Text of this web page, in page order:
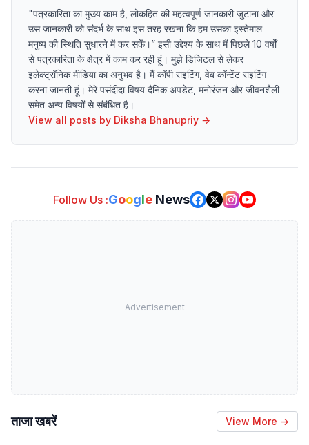
"पत्रकारिता का मुख्य काम है, लोकहित की महत्वपूर्ण जानकारी जुटाना और
उस जानकारी को संदर्भ के साथ इस तरह रखना कि हम उसका इस्तेमाल
मनुष्य की स्थिति सुधारने में कर सकें।” इसी उद्देश्य के साथ मैं पिछले 10 वर्षों
से पत्रकारिता के क्षेत्र में काम कर रही हूं। मुझे डिजिटल से लेकर
इलेक्ट्रॉनिक मीडिया का अनुभव है। मैं कॉपी राइटिंग, वेब कॉन्टेंट राइटिंग
करना जानती हूं। मेरे पसंदीदा विषय दैनिक अपडेट, मनोरंजन और जीवनशैली
समेत अन्य विषयों से संबंधित है।
View all posts by Diksha Bhanupriy →
Follow Us :Google News
Advertisement
ताजा खबरें View More →